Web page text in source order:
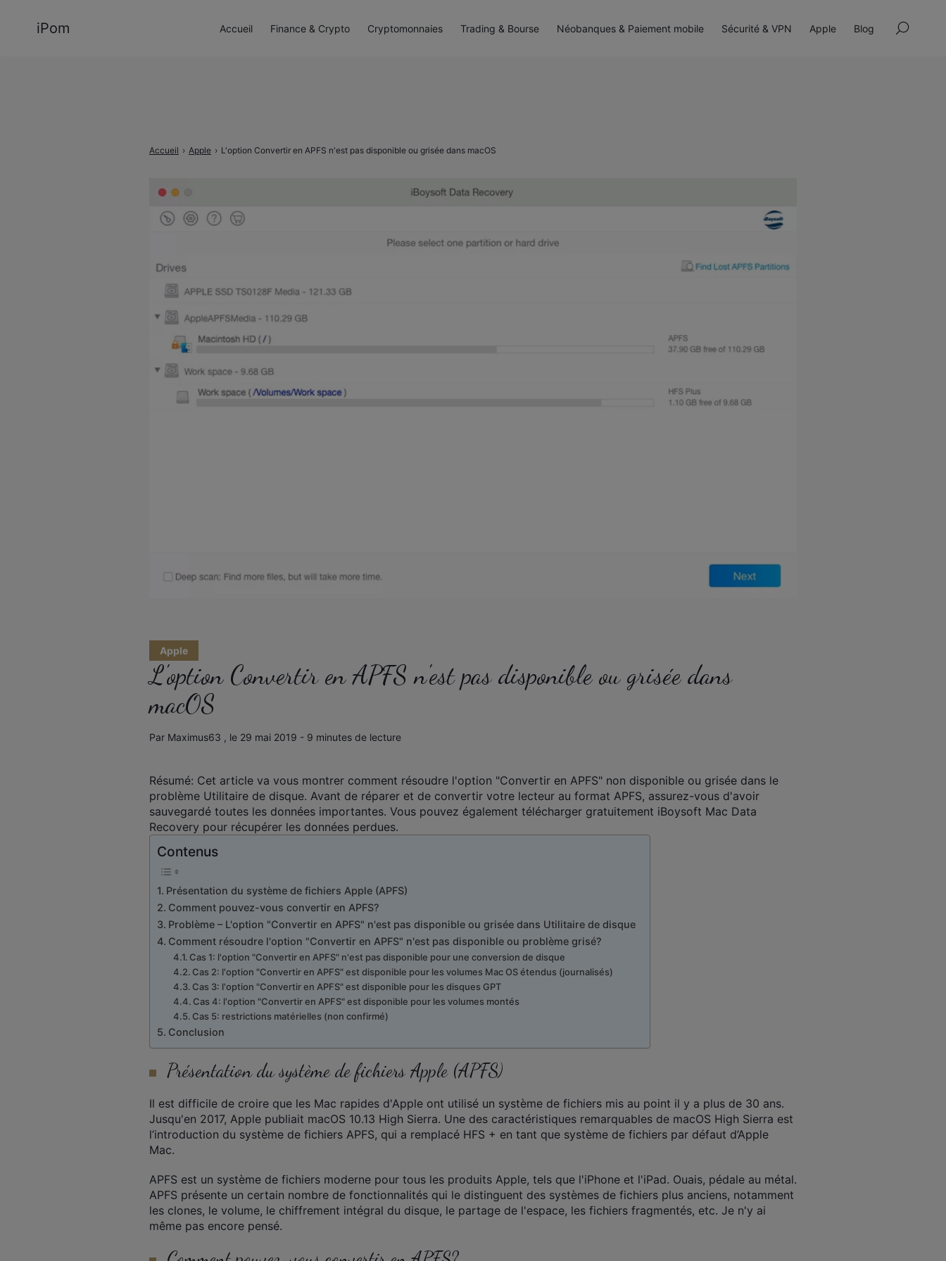
Accueil › Apple › L'option Convertir en APFS n'est pas disponible ou grisée dans macOS
Apple
L'option Convertir en APFS n'est pas disponible ou grisée dans
macOS
Par Maximus63 , le 29 mai 2019 - 9 minutes de lecture
Résumé: Cet article va vous montrer comment résoudre l'option "Convertir en APFS" non disponible ou grisée dans le
problème Utilitaire de disque. Avant de réparer et de convertir votre lecteur au format APFS, assurez-vous d'avoir
sauvegardé toutes les données importantes. Vous pouvez également télécharger gratuitement iBoysoft Mac Data
Recovery pour récupérer les données perdues.
Contenus
Présentation du système de fichiers Apple (APFS)
Comment pouvez-vous convertir en APFS?
Problème – L'option "Convertir en APFS" n'est pas disponible ou grisée dans Utilitaire de disque
Comment résoudre l'option "Convertir en APFS" n'est pas disponible ou problème grisé?
Cas 1: l'option "Convertir en APFS" n'est pas disponible pour une conversion de disque
Cas 2: l'option "Convertir en APFS" est disponible pour les volumes Mac OS étendus (journalisés)
Cas 3: l'option "Convertir en APFS" est disponible pour les disques GPT
Cas 4: l'option "Convertir en APFS" est disponible pour les volumes montés
Cas 5: restrictions matérielles (non confirmé)
Conclusion
Présentation du système de fichiers Apple (APFS)
Il est difficile de croire que les Mac rapides d'Apple ont utilisé un système de fichiers mis au point il y a plus de 30 ans.
Jusqu'en 2017, Apple publiait macOS 10.13 High Sierra. Une des caractéristiques remarquables de macOS High Sierra est
l’introduction du système de fichiers APFS, qui a remplacé HFS + en tant que système de fichiers par défaut d’Apple
Mac.
APFS est un système de fichiers moderne pour tous les produits Apple, tels que l'iPhone et l'iPad. Ouais, pédale au métal.
APFS présente un certain nombre de fonctionnalités qui le distinguent des systèmes de fichiers plus anciens, notamment
les clones, le volume, le chiffrement intégral du disque, le partage de l'espace, les fichiers fragmentés, etc. Je n'y ai
même pas encore pensé.
iPom Accueil Finance & Crypto Cryptomonnaies Trading & Bourse Néobanques & Paiement mobile Sécurité & VPN Apple Blog